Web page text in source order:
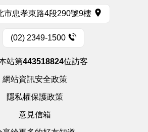
市忠孝東路4段290號9樓
(02) 2349-1500
站第443518824位訪客
網站資訊安全政策
隱私權保護政策
意見信箱